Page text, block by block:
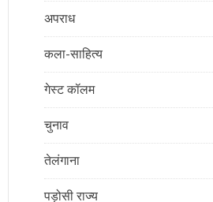
अपराध
कला-साहित्य
गेस्ट कॉलम
चुनाव
तेलंगाना
पड़ोसी राज्य